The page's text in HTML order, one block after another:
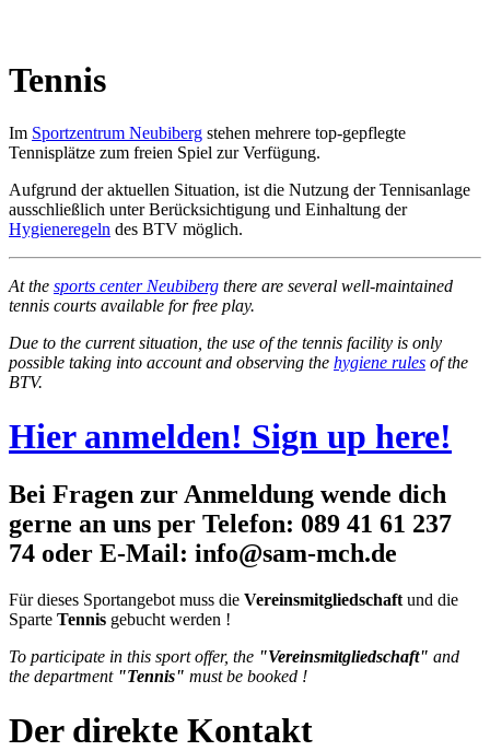
Tennis
Im Sportzentrum Neubiberg stehen mehrere top-gepflegte
Tennisplätze zum freien Spiel zur Verfügung.
Aufgrund der aktuellen Situation, ist die Nutzung der Tennisanlage
ausschließlich unter Berücksichtigung und Einhaltung der
Hygieneregeln des BTV möglich.
At the sports center Neubiberg there are several well-maintained
tennis courts available for free play.
Due to the current situation, the use of the tennis facility is only
possible taking into account and observing the hygiene rules of the
BTV.
Hier anmelden! Sign up here!
Bei Fragen zur Anmeldung wende dich
gerne an uns per Telefon: 089 41 61 237
74 oder E-Mail: info@sam-mch.de
Für dieses Sportangebot muss die Vereinsmitgliedschaft und die
Sparte Tennis gebucht werden !
To participate in this sport offer, the "Vereinsmitgliedschaft" and
the department "Tennis" must be booked !
Der direkte Kontakt